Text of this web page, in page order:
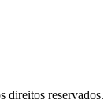
direitos reservados.